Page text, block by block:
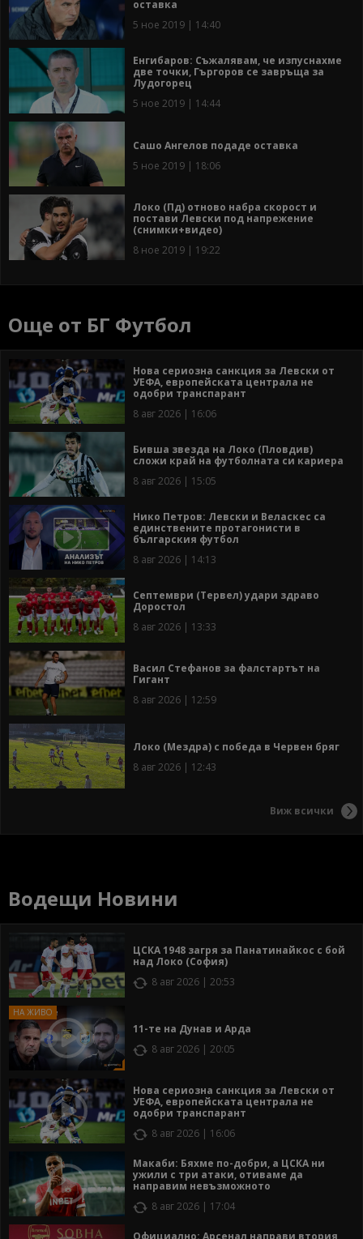
оставка
5 ное 2019 | 14:40
Енгибаров: Съжалявам, че изпуснахме
две точки, Гъргоров се завръща за
Лудогорец
5 ное 2019 | 14:44
Сашо Ангелов подаде оставка
5 ное 2019 | 18:06
Локо (Пд) отново набра скорост и
постави Левски под напрежение
(снимки+видео)
8 ное 2019 | 19:22
Още от БГ Футбол
Нова сериозна санкция за Левски от
УЕФА, европейската централа не
одобри транспарант
8 авг 2026 | 16:06
Бивша звезда на Локо (Пловдив)
сложи край на футболната си кариера
8 авг 2026 | 15:05
Нико Петров: Левски и Веласкес са
единствените протагонисти в
българския футбол
8 авг 2026 | 14:13
Септември (Тервел) удари здраво
Доростол
8 авг 2026 | 13:33
Васил Стефанов за фалстартът на
Гигант
8 авг 2026 | 12:59
Локо (Мездра) с победа в Червен бряг
8 авг 2026 | 12:43
Виж всички
Водещи Новини
ЦСКА 1948 загря за Панатинайкос с бой
над Локо (София)
8 авг 2026 | 20:53
11-те на Дунав и Арда
8 авг 2026 | 20:05
Нова сериозна санкция за Левски от
УЕФА, европейската централа не
одобри транспарант
8 авг 2026 | 16:06
Макаби: Бяхме по-добри, а ЦСКА ни
ужили с три атаки, отиваме да
направим невъзможното
8 авг 2026 | 17:04